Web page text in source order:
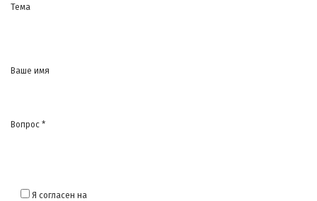
Тема
Ваше имя
Вопрос *
Я согласен на